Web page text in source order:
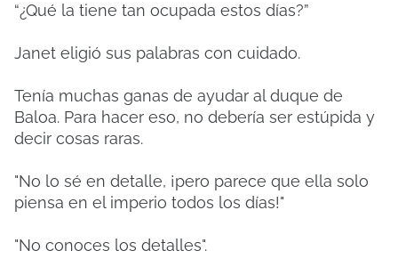
“¿Qué la tiene tan ocupada estos días?”
Janet eligió sus palabras con cuidado.
Tenía muchas ganas de ayudar al duque de
Baloa. Para hacer eso, no debería ser estúpida y
decir cosas raras.
"No lo sé en detalle, ¡pero parece que ella solo
piensa en el imperio todos los días!"
"No conoces los detalles".